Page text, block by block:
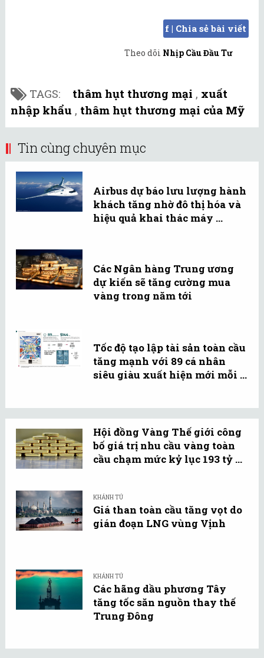
f | Chia sẻ bài viết
Theo dõi Nhịp Cầu Đầu Tư
TAGS: thâm hụt thương mại , xuất
nhập khẩu , thâm hụt thương mại của Mỹ
Tin cùng chuyên mục
Airbus dự báo lưu lượng hành
khách tăng nhờ đô thị hóa và
hiệu quả khai thác máy ...
Các Ngân hàng Trung ương
dự kiến sẽ tăng cường mua
vàng trong năm tới
Tốc độ tạo lập tài sản toàn cầu
tăng mạnh với 89 cá nhân
siêu giàu xuất hiện mới mỗi ...
Hội đồng Vàng Thế giới công
bố giá trị nhu cầu vàng toàn
cầu chạm mức kỷ lục 193 tỷ ...
KHÁNH TÚ
Giá than toàn cầu tăng vọt do
gián đoạn LNG vùng Vịnh
KHÁNH TÚ
Các hãng dầu phương Tây
tăng tốc săn nguồn thay thế
Trung Đông